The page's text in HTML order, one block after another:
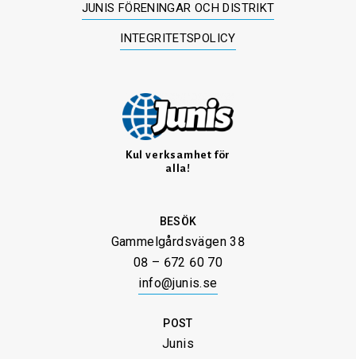
JUNIS FÖRENINGAR OCH DISTRIKT
INTEGRITETSPOLICY
Kul verksamhet för
alla!
BESÖK
Gammelgårdsvägen 38
08 – 672 60 70
info@junis.se
POST
Junis